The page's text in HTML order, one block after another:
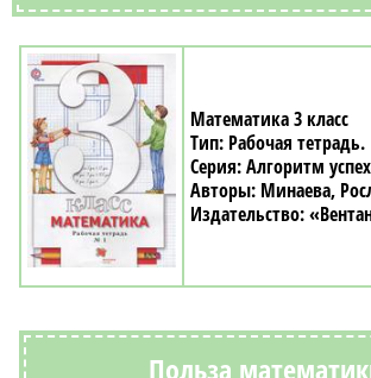
Математика 3 класс
Рабочая тетрадь
Алгоритм
Минаева,
Польза